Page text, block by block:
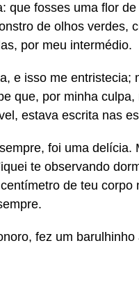
que fosses uma flor
de olhos verdes,
por meu intermédio.
e isso me entristecia;
que, por minha culpa,
estava escrita nas
foi uma delícia.
te observando
de teu corpo
fez um